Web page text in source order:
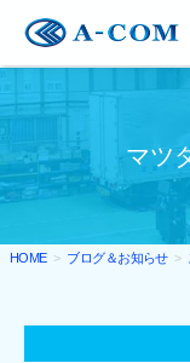
マツ
HOME ブログ＆お知らせ